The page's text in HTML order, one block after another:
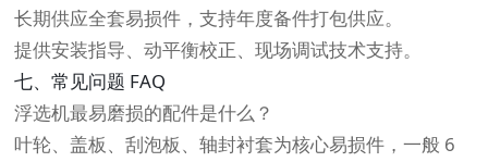
长期供应全套易损件，支持年度备件打包供应。
提供安装指导、动平衡校正、现场调试技术支持。
七、常见问题 FAQ
浮选机最易磨损的配件是什么？
叶轮、盖板、刮泡板、轴封衬套为核心易损件，一般 6